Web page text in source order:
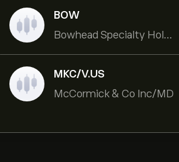
BOW
Bowhead Specialty Holdings Inc
MKC/V.US
McCormick & Co Inc/MD